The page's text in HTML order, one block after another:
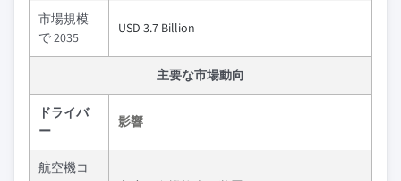
市場規模
で 2035
USD 3.7 Billion
主要な市場動向
ドライバ
ー
影響
航空機コ